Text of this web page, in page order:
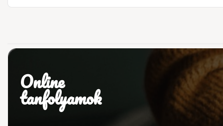
Online
tanfolyamok